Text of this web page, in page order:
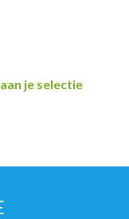
je selectie